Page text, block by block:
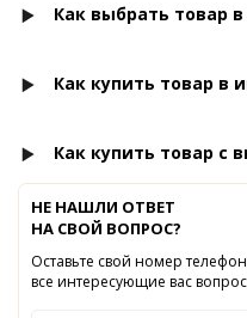
Как выбрать товар
Как купить товар в
Как купить товар с
НЕ НАШЛИ ОТВЕТ
НА СВОЙ ВОПРОС?
Оставьте свой номер
все интересующие вас